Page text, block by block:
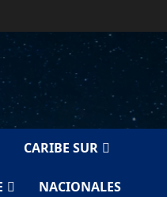
CARIBE SUR
NACIONALES